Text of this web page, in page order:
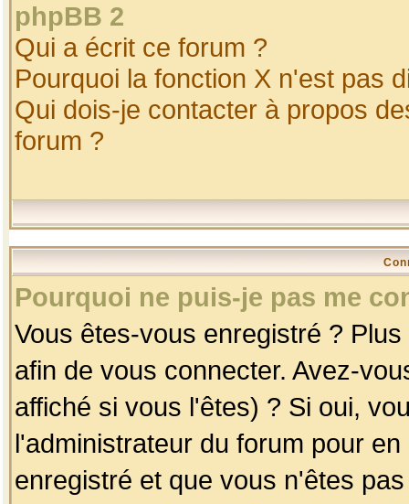
phpBB 2
Qui a écrit ce forum ?
Pourquoi la fonction X n'est pas
Qui dois-je contacter à propos
forum ?
Pourquoi ne puis-je pas me
Vous êtes-vous enregistré ?
afin de vous connecter. Avez-
affiché si vous l'êtes) ? Si oui,
l'administrateur du forum pour
enregistré et que vous n'êtes